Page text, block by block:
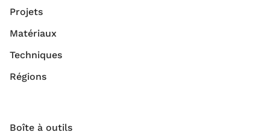
Projets
Matériaux
Techniques
Régions
Boîte à outils